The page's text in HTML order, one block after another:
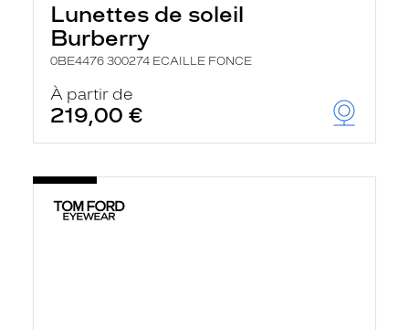
Lunettes de soleil
Burberry
0BE4476 300274 ECAILLE FONCE
À partir de
219,00 €